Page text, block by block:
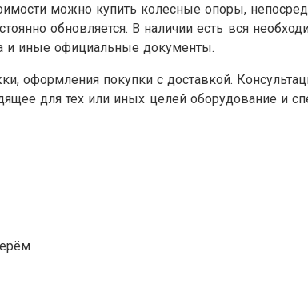
можно купить колесные опоры,
обновляется. В наличии есть вся
и иные официальные документы.
оформления покупки с доставкой.
для тех или иных целей оборудование и